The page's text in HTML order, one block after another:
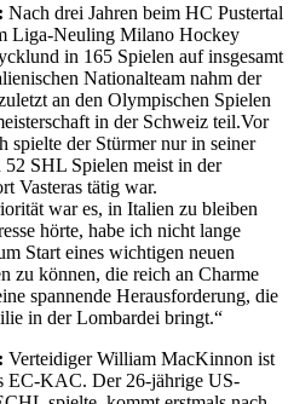
Nach drei Jahren beim HC Pustertal
Liga-Neuling Milano Hockey
in 165 Spielen auf insgesamt
Nationalteam nahm der
an den Olympischen Spielen
in der Schweiz teil.Vor
spielte der Stürmer nur in seiner
SHL Spielen meist in der
Vasteras tätig war.
war es, in Italien zu bleiben
hörte, habe ich nicht lange
Start eines wichtigen neuen
zu können, die reich an Charme
spannende Herausforderung, die
in der Lombardei bringt.“
Verteidiger William MacKinnon ist
EC-KAC. Der 26-jährige US-